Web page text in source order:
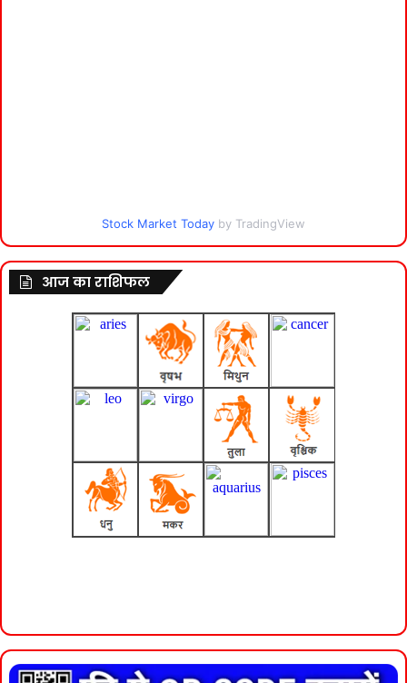
Stock Market Today by TradingView
आज का राशिफल